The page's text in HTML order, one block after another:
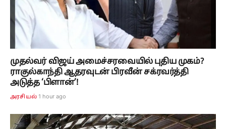
முதல்வர் விஜய் அமைச்சரவையில் புதிய முகம்?
ராகுல்காந்தி ஆதரவுடன் பிரவீன் சக்ரவர்த்தி
அடுத்த ‘பிளான்’!
அரசியல் 1 hour ago